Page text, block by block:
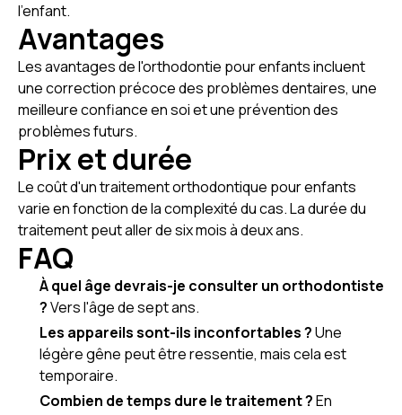
l'enfant.
Avantages
Les avantages de l'orthodontie pour enfants incluent
une correction précoce des problèmes dentaires, une
meilleure confiance en soi et une prévention des
problèmes futurs.
Prix et durée
Le coût d'un traitement orthodontique pour enfants
varie en fonction de la complexité du cas. La durée du
traitement peut aller de six mois à deux ans.
FAQ
À quel âge devrais-je consulter un orthodontiste
?Vers l'âge de sept ans.
Les appareils sont-ils inconfortables ?Une
légère gêne peut être ressentie, mais cela est
temporaire.
Combien de temps dure le traitement ?En